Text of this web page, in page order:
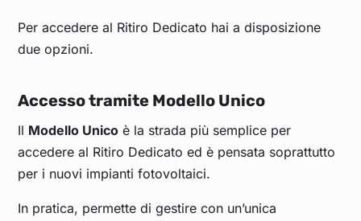
Per accedere al Ritiro Dedicato hai a disposizione
due opzioni.
Accesso tramite Modello Unico
Il Modello Unico è la strada più semplice per
accedere al Ritiro Dedicato ed è pensata soprattutto
per i nuovi impianti fotovoltaici.
In pratica, permette di gestire con un’unica